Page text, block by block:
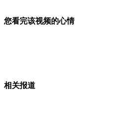
航拍：京藏高速因车祸出现拥堵
您看完该视频的心情
相关报道